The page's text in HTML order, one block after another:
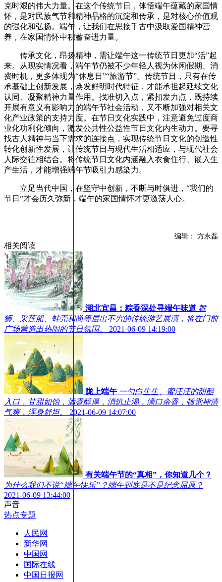
克时艰的伟大力量。在这个传统节日，体悟端午蕴藏的家国情
怀，是对民族气节和精神品格的沉淀和传承，是对核心价值观
的强化和弘扬。端午，让我们在思接千古中汲取爱国精神营
养，在家国情怀中积蓄奋进力量。
传承文化，昂扬精神，需让端午这一传统节日更加“活”起
来。从现实情况看，端午节仍被不少年轻人视为休闲假期、消
费时机，更多体现为“休息日”“旅游节”。传统节日，只有在传
承基础上创新发展，焕发鲜明时代特征，才能承担起延续文化
认同、凝聚精神力量作用。找准切入点，紧扣发力点，既持续
开展有意义有影响力的端午节社会活动，又不断加强对相关文
化产业政策的支持力度。在节日文化实践中，注意避免过度商
业化功利化倾向，激发公共性公益性节日文化内生动力。要寻
找古人精神与当下需求的连接点，实现传统节日文化的创造性
转化创新性发展，让传统节日与现代生活相适应，与现代社会
人际交往相结合。将传统节日文化内涵融入衣食住行、嵌入生
产生活，才能增强端午节吸引力感染力。
立足当代中国，在坚守中创新，不断与时俱进，“我们的
节日”才会历久弥新，端午的家国情怀才更激荡人心。
编辑： 方永磊
相关阅读
湖北宜昌：粽香深处寻端午味道 舞
狮、采莲船、蚌壳和尚等层出不穷的传统游艺展演，将在门前
广场营造出热闹的节日氛围。
2021-06-09 14:19:00
陇上端午 一勺白生生、蜜汪汪的甜醅
入口，甘甜如饴，酒香醇厚，消饥止渴，满口余香，顿觉神清
气爽，浑身舒坦。
2021-06-09 14:07:00
有关端午节的“真相”，你知道几个？
为什么我们不说“端午快乐”？端午到底是不是纪念屈原？
2021-06-09 13:44:00
声音
热点专题
人民网
新华网
中国网
国际在线
中国日报网